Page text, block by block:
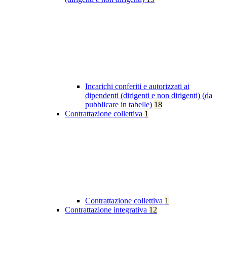
Incarichi conferiti e autorizzati ai
dipendenti (dirigenti e non dirigenti) (da
pubblicare in tabelle) 18
Contrattazione collettiva 1
Contrattazione collettiva 1
Contrattazione integrativa 12